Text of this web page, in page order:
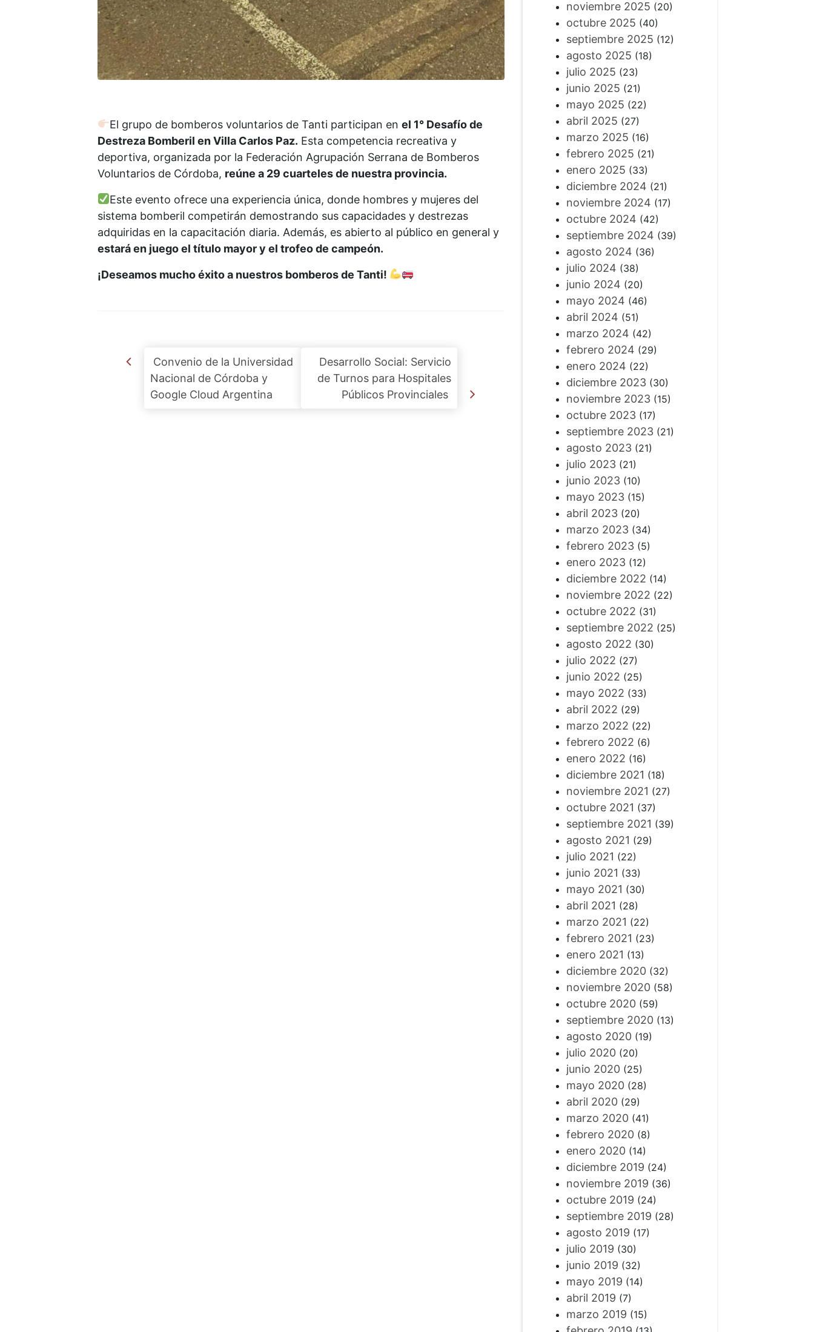
El grupo de bomberos voluntarios de Tanti participan en el 1° Desafío de
Destreza Bomberil en Villa Carlos Paz. Esta competencia recreativa y
deportiva, organizada por la Federación Agrupación Serrana de Bomberos
Voluntarios de Córdoba, reúne a 29 cuarteles de nuestra provincia.
Este evento ofrece una experiencia única, donde hombres y mujeres del
sistema bomberil competirán demostrando sus capacidades y destrezas
adquiridas en la capacitación diaria. Además, es abierto al público en general y
estará en juego el título mayor y el trofeo de campeón.
¡Deseamos mucho éxito a nuestros bomberos de Tanti!
Post navigation
Convenio de la Universidad
Nacional de Córdoba y
Google Cloud Argentina
Desarrollo Social: Servicio
de Turnos para Hospitales
Públicos Provinciales
noviembre 2025 (20)
octubre 2025 (40)
septiembre 2025 (12)
agosto 2025 (18)
julio 2025 (23)
junio 2025 (21)
mayo 2025 (22)
abril 2025 (27)
marzo 2025 (16)
febrero 2025 (21)
enero 2025 (33)
diciembre 2024 (21)
noviembre 2024 (17)
octubre 2024 (42)
septiembre 2024 (39)
agosto 2024 (36)
julio 2024 (38)
junio 2024 (20)
mayo 2024 (46)
abril 2024 (51)
marzo 2024 (42)
febrero 2024 (29)
enero 2024 (22)
diciembre 2023(30)
noviembre 2023(15)
octubre 2023(17)
septiembre 2023(21)
agosto 2023(21)
julio 2023(21)
junio 2023(10)
mayo 2023(15)
abril 2023(20)
marzo 2023(34)
febrero 2023(5)
enero 2023(12)
diciembre 2022 (14)
noviembre 2022 (22)
octubre 2022 (31)
septiembre 2022 (25)
agosto 2022 (30)
julio 2022 (27)
junio 2022 (25)
mayo 2022 (33)
abril 2022 (29)
marzo 2022 (22)
febrero 2022 (6)
enero 2022 (16)
diciembre 2021 (18)
noviembre 2021 (27)
octubre 2021 (37)
septiembre 2021 (39)
agosto 2021 (29)
julio 2021 (22)
junio 2021 (33)
mayo 2021 (30)
abril 2021 (28)
marzo 2021 (22)
febrero 2021 (23)
enero 2021 (13)
diciembre 2020(32)
noviembre 2020(58)
octubre 2020(59)
septiembre 2020(13)
agosto 2020(19)
julio 2020(20)
junio 2020(25)
mayo 2020(28)
abril 2020(29)
marzo 2020(41)
febrero 2020(8)
enero 2020(14)
diciembre 2019 (24)
noviembre 2019 (36)
octubre 2019 (24)
septiembre 2019 (28)
agosto 2019 (17)
julio 2019 (30)
junio 2019 (32)
mayo 2019 (14)
abril 2019 (7)
marzo 2019 (15)